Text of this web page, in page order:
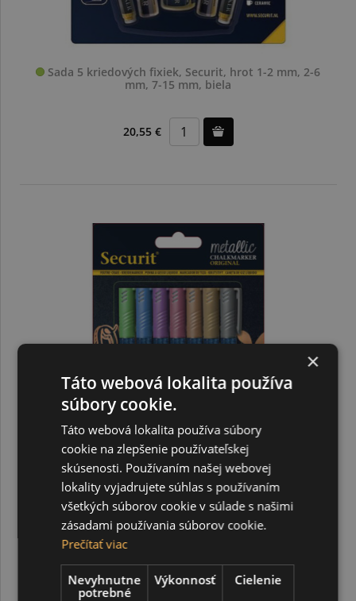
Sada 5 kriedových fixiek, Securit, hrot 1-2 mm, 2-6
mm, 7-15 mm, biela
20,55 €
Sada 7 kriedových fixiek, Securit, hrot 1-2 mm,
metalické farby
×
Táto webová lokalita používa
súbory cookie.
Táto webová lokalita používa súbory
cookie na zlepšenie používateľskej
skúsenosti. Používaním našej webovej
lokality vyjadrujete súhlas s používaním
všetkých súborov cookie v súlade s našimi
zásadami používania súborov cookie.
Prečítať viac
Nevyhnutne
potrebné
Výkonnosť Cielenie